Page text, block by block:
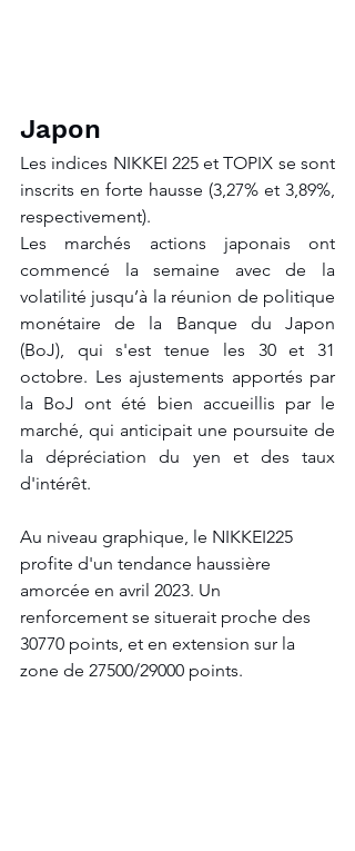
Japon
Les indices NIKKEI 225 et TOPIX se sont
inscrits en forte hausse (3,27% et 3,89%,
respectivement).
Les marchés actions japonais ont
commencé la semaine avec de la
volatilité jusqu’à la réunion de politique
monétaire de la Banque du Japon
(BoJ), qui s'est tenue les 30 et 31
octobre. Les ajustements apportés par
la BoJ ont été bien accueillis par le
marché, qui anticipait une poursuite de
la dépréciation du yen et des taux
d'intérêt.
Au niveau graphique, le NIKKEI225
profite d'un tendance haussière
amorcée en avril 2023. Un
renforcement se situerait proche des
30770 points, et en extension sur la
zone de 27500/29000 points.